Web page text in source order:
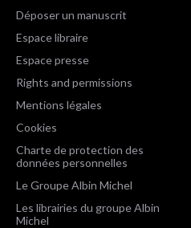
Déposer un manuscrit
Espace libraire
Espace presse
Rights and permissions
Mentions légales
Cookies
Charte de protection des
données personnelles
Le Groupe Albin Michel
Les librairies du groupe Albin
Michel